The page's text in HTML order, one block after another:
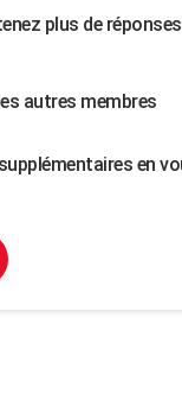
plus de réponses
autres membres
en